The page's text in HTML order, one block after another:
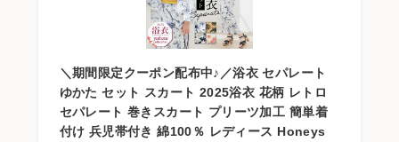
＼期間限定クーポン配布中♪／浴衣 セパレート
ゆかた セット スカート 2025浴衣 花柄 レトロ
セパレート 巻きスカート プリーツ加工 簡単着
付け 兵児帯付き 綿100％ レディース Honeys